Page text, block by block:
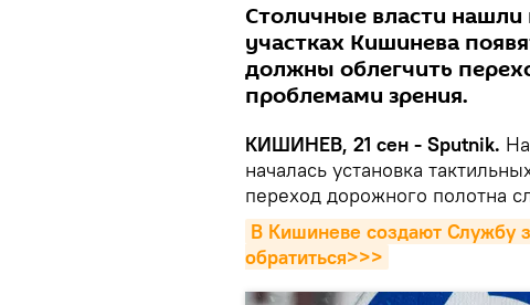
Столичные власти
участках Кишинева
должны облегчить
проблемами зрения.
КИШИНЕВ, 21 сен - Sputnik.
началась установка
переход дорожного полотна
В Кишиневе создают Службу
обратиться>>>